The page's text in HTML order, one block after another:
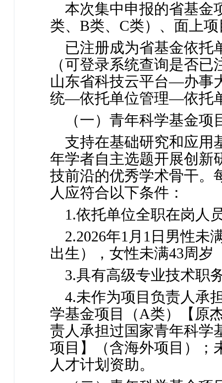
本次集中申报的省基金
类、B类、C类）、面上
已注册成为省基金依托
（可登录系统查询是否
山东省科技云平台—办事
统—依托单位管理—依托
（一）青年科学基金项
支持在基础研究和应用
年学者自主选题开展创新
技前沿的优秀学术骨干。
人应符合以下条件：
1.依托单位全职在岗人
2.2026年1月1日男性未
出生），女性未满43周岁
3.具有高级专业技术职
4.未作为项目负责人承
学基金项目（A类）【原
责人承担过国家青年科学
项目】（含海外项目）；
人才计划资助。